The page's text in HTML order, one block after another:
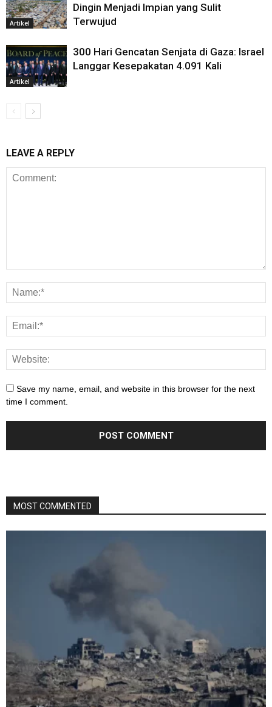
Artikel
Dingin Menjadi Impian yang Sulit
Terwujud
Artikel
300 Hari Gencatan Senjata di Gaza: Israel
Langgar Kesepakatan 4.091 Kali
LEAVE A REPLY
Save my name, email, and website in this browser for the next
time I comment.
MOST COMMENTED